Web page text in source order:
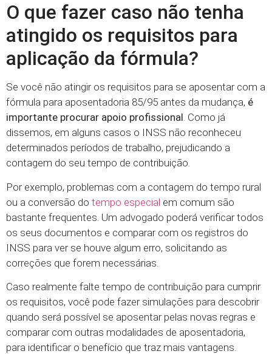
O que fazer caso não tenha
atingido os requisitos para
aplicação da fórmula?
Se você não atingir os requisitos para se aposentar com a
fórmula para aposentadoria 85/95 antes da mudança, é
importante procurar apoio profissional. Como já
dissemos, em alguns casos o INSS não reconheceu
determinados períodos de trabalho, prejudicando a
contagem do seu tempo de contribuição.
Por exemplo, problemas com a contagem do tempo rural
ou a conversão do tempo especial em comum são
bastante frequentes. Um advogado poderá verificar todos
os seus documentos e comparar com os registros do
INSS para ver se houve algum erro, solicitando as
correções que forem necessárias.
Caso realmente falte tempo de contribuição para cumprir
os requisitos, você pode fazer simulações para descobrir
quando será possível se aposentar pelas novas regras e
comparar com outras modalidades de aposentadoria,
para identificar o benefício que traz mais vantagens.